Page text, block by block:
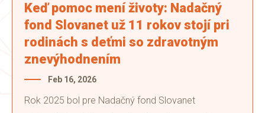
Keď pomoc mení životy: Nadačný
fond Slovanet už 11 rokov stojí pri
rodinách s deťmi so zdravotným
znevýhodnením
Feb 16, 2026
Rok 2025 bol pre Nadačný fond Slovanet